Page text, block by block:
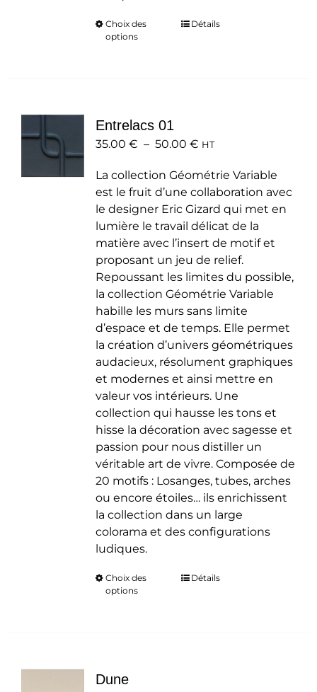
Choix des
options
Ce
peuvent
choisies
sur
la
page
du
produit
Détails
Entrelacs 01
35.00 € – 50.00 €Plage
prix :
35.00 €
à
50.00 €
HT
La collection Géométrie Variable
est le fruit d’une collaboration avec
le designer Eric Gizard qui met en
lumière le travail délicat de la
matière avec l’insert de motif et
proposant un jeu de relief.
Repoussant les limites du possible,
la collection Géométrie Variable
habille les murs sans limite
d’espace et de temps. Elle permet
la création d’univers géométriques
audacieux, résolument graphiques
et modernes et ainsi mettre en
valeur vos intérieurs. Une
collection qui hausse les tons et
hisse la décoration avec sagesse et
passion pour nous distiller un
véritable art de vivre. Composée de
20 motifs : Losanges, tubes, arches
ou encore étoiles… ils enrichissent
la collection dans un large
colorama et des configurations
ludiques.
Choix des
options
CeDétails
Dune